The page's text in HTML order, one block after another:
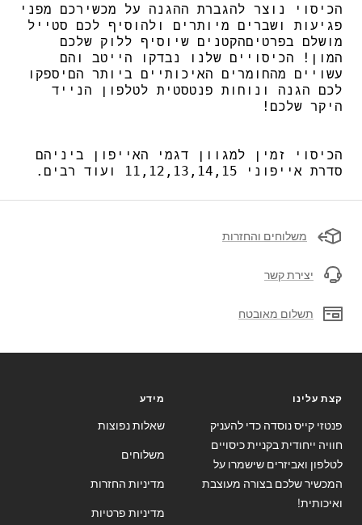
הכיסוי נוצר להגברת ההגנה על מכשירכם
מפני
פגיעות
ושברים מיותרים ולהוסיף לכם
סטייל
מושלם
בפרטיםהקטנים שיוסיף ללוק שלכם
המון ! הכיסויים שלנו נבדקו הייטב
והם
עשויים
מהחומרים האיכותיים ביותר הם יספקו
לכם
הגנה ונוחות פנטסטית לטלפון
הנייד
היקר שלכם !
הכיסוי זמין למגוון דגמי האייפון
ביניהם
סדרת אייפוני ועוד רבים .
משלוחים והחזרות
יצירת קשר
תשלום מאובטח
קצת עלינו
פנטזי קייס נוסדה כדי להעניק
חוויה ייחודית בקניית כיסויים
לטלפון ואביזרים שישמרו על
המכשיר שלכם בצורה מעוצבת
ואיכותית!
מידע
שאלות נפוצות
משלוחים
מדיניות החזרות
מדיניות פרטיות